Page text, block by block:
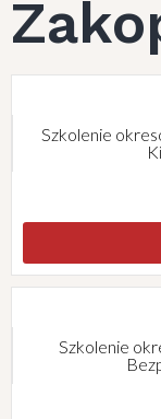
Szkolenie
Szkolenie